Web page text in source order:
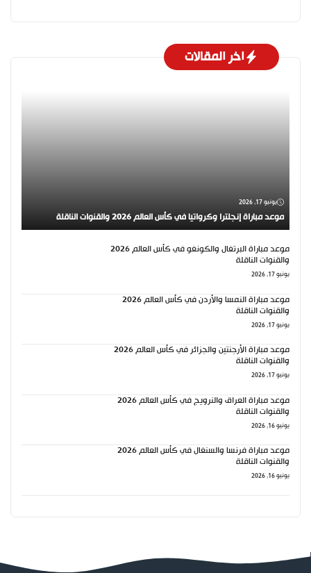
اخر المقالات
يونيو 17, 2026
موعد مباراة إنجلترا وكرواتيا في كأس العالم 2026 والقنوات الناقلة
موعد مباراة البرتغال والكونغو في كأس العالم 2026
والقنوات الناقلة
يونيو 17, 2026
موعد مباراة النمسا والأردن في كأس العالم 2026
والقنوات الناقلة
يونيو 17, 2026
موعد مباراة الأرجنتين والجزائر في كأس العالم 2026
والقنوات الناقلة
يونيو 17, 2026
موعد مباراة العراق والنرويج في كأس العالم 2026
والقنوات الناقلة
يونيو 16, 2026
موعد مباراة فرنسا والسنغال في كأس العالم 2026
والقنوات الناقلة
يونيو 16, 2026